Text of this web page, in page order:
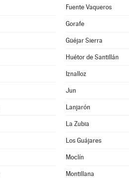
Fuente Vaqueros
Gorafe
Güéjar Sierra
Huétor de Santillán
Iznalloz
Jun
Lanjarón
La Zubia
Los Guájares
Moclín
Montillana